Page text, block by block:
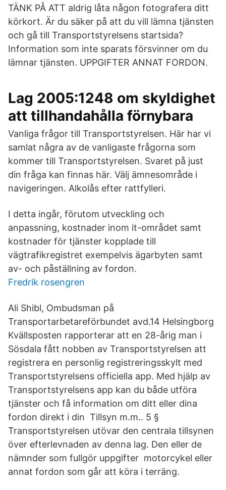
TÄNK PÅ ATT aldrig låta någon fotografera ditt
körkort. Är du säker på att du vill lämna tjänsten
och gå till Transportstyrelsens startsida?
Information som inte sparats försvinner om du
lämnar tjänsten. UPPGIFTER ANNAT FORDON.
Lag 2005:1248 om skyldighet
att tillhandahålla förnybara
Vanliga frågor till Transportstyrelsen. Här har vi
samlat några av de vanligaste frågorna som
kommer till Transportstyrelsen. Svaret på just
din fråga kan finnas här. Välj ämnesområde i
navigeringen. Alkolås efter rattfylleri.
I detta ingår, förutom utveckling och
anpassning, kostnader inom it-området samt
kostnader för tjänster kopplade till
vägtrafikregistret exempelvis ägarbyten samt
av- och påställning av fordon.
Fredrik rosengren
Ali Shibl, Ombudsman på
Transportarbetareförbundet avd.14 Helsingborg
Kvällsposten rapporterar att en 28-årig man i
Sösdala fått nobben av Transportstyrelsen att
registrera en personlig registreringsskylt med
Transportstyrelsens officiella app. Med hjälp av
Transportstyrelsens app kan du både utföra
tjänster och få information om ditt eller dina
fordon direkt i din Tillsyn m.m.. 5 §
Transportstyrelsen utövar den centrala tillsynen
över efterlevnaden av denna lag. Den eller de
nämnder som fullgör uppgifter motorcykel eller
annat fordon som går att köra i terräng.